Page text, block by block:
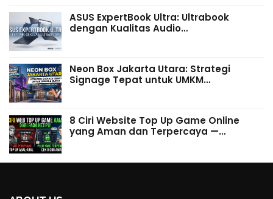
ASUS ExpertBook Ultra: Ultrabook
dengan Kualitas Audio…
Neon Box Jakarta Utara: Strategi
Signage Tepat untuk UMKM…
8 Ciri Website Top Up Game Online
yang Aman dan Terpercaya —…